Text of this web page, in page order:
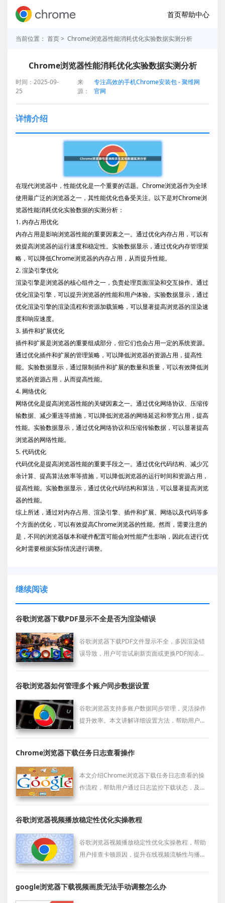
首页帮助中心
当前位置： 首页> Chrome浏览器性能消耗优化实验数据实测分析
Chrome浏览器性能消耗优化实验数据实测分析
时间：2025-09-
25
来
源：
专注高效的手机Chrome安装包 - 聚维网
官网
详情介绍
在现代浏览器中，性能优化是一个重要的话题。Chrome浏览器作为全球
使用最广泛的浏览器之一，其性能优化也备受关注。以下是对Chrome浏
览器性能消耗优化实验数据的实测分析：
1. 内存占用优化
内存占用是影响浏览器性能的重要因素之一。通过优化内存占用，可以有
效提高浏览器的运行速度和稳定性。实验数据显示，通过优化内存管理策
略，可以降低Chrome浏览器的内存占用，从而提升性能。
2. 渲染引擎优化
渲染引擎是浏览器的核心组件之一，负责处理页面渲染和交互操作。通过
优化渲染引擎，可以提升浏览器的性能和用户体验。实验数据显示，通过
优化渲染引擎的渲染流程和资源加载策略，可以显著提高浏览器的渲染速
度和响应速度。
3. 插件和扩展优化
插件和扩展是浏览器的重要组成部分，但它们也会占用一定的系统资源。
通过优化插件和扩展的管理策略，可以降低浏览器的资源占用，提高性
能。实验数据显示，通过限制插件和扩展的数量和质量，可以有效降低浏
览器的资源占用，从而提高性能。
4. 网络优化
网络优化是提高浏览器性能的关键因素之一。通过优化网络协议、压缩传
输数据、减少重连等措施，可以降低浏览器的网络延迟和带宽占用，提高
性能。实验数据显示，通过优化网络协议和压缩传输数据，可以显著提高
浏览器的网络性能。
5. 代码优化
代码优化是提高浏览器性能的重要手段之一。通过优化代码结构、减少冗
余计算、提高算法效率等措施，可以降低浏览器的运行时间和资源占用，
提高性能。实验数据显示，通过优化代码结构和算法，可以显著提高浏览
器的性能。
综上所述，通过对内存占用、渲染引擎、插件和扩展、网络以及代码等多
个方面的优化，可以有效提高Chrome浏览器的性能。然而，需要注意的
是，不同的浏览器版本和硬件配置可能会对性能产生影响，因此在进行优
化时需要根据实际情况进行调整。
继续阅读
谷歌浏览器下载PDF显示不全是否为渲染错误
谷歌浏览器下载PDF文件显示不全，多因渲染错
误导致，用户可尝试刷新页面或更换PDF阅读器
谷歌浏览器如何管理多个账户同步数据设置
谷歌浏览器支持多账户数据同步管理，灵活操作
提升效率。本文讲解详细设置方法，帮助用户合
Chrome浏览器下载任务日志查看操作
本文介绍Chrome浏览器下载任务日志查看的操
作流程，帮助用户通过日志监控下载状态，及时
谷歌浏览器视频播放稳定性优化实操教程
谷歌浏览器视频播放稳定性优化实操教程，帮助
用户排查卡顿原因，提升在线视频流畅性与播放
google浏览器下载视频画质无法手动调整怎么办